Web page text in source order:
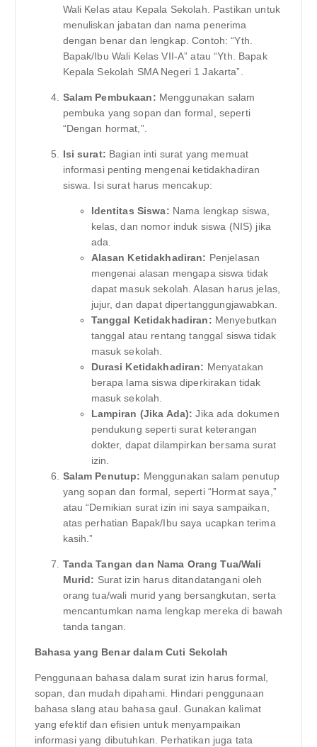
Wali Kelas atau Kepala Sekolah. Pastikan untuk
menuliskan jabatan dan nama penerima
dengan benar dan lengkap. Contoh: “Yth.
Bapak/Ibu Wali Kelas VII-A” atau “Yth. Bapak
Kepala Sekolah SMA Negeri 1 Jakarta”.
Salam Pembukaan: Menggunakan salam
pembuka yang sopan dan formal, seperti
“Dengan hormat,”.
Isi surat: Bagian inti surat yang memuat
informasi penting mengenai ketidakhadiran
siswa. Isi surat harus mencakup:
Identitas Siswa: Nama lengkap siswa,
kelas, dan nomor induk siswa (NIS) jika
ada.
Alasan Ketidakhadiran: Penjelasan
mengenai alasan mengapa siswa tidak
dapat masuk sekolah. Alasan harus jelas,
jujur, dan dapat dipertanggungjawabkan.
Tanggal Ketidakhadiran: Menyebutkan
tanggal atau rentang tanggal siswa tidak
masuk sekolah.
Durasi Ketidakhadiran: Menyatakan
berapa lama siswa diperkirakan tidak
masuk sekolah.
Lampiran (Jika Ada): Jika ada dokumen
pendukung seperti surat keterangan
dokter, dapat dilampirkan bersama surat
izin.
Salam Penutup: Menggunakan salam penutup
yang sopan dan formal, seperti “Hormat saya,”
atau “Demikian surat izin ini saya sampaikan,
atas perhatian Bapak/Ibu saya ucapkan terima
kasih.”
Tanda Tangan dan Nama Orang Tua/Wali
Murid: Surat izin harus ditandatangani oleh
orang tua/wali murid yang bersangkutan, serta
mencantumkan nama lengkap mereka di bawah
tanda tangan.
Bahasa yang Benar dalam Cuti Sekolah
Penggunaan bahasa dalam surat izin harus formal,
sopan, dan mudah dipahami. Hindari penggunaan
bahasa slang atau bahasa gaul. Gunakan kalimat
yang efektif dan efisien untuk menyampaikan
informasi yang dibutuhkan. Perhatikan juga tata